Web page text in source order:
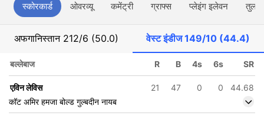
स्कोरकार्ड ओवरव्यू कमेंट्री ग्राफ्स प्लेइंग इलेवन तुलना
अफगानिस्तान 212/6 (50.0) वेस्ट इंडीज149/10 (44.4)
बल्लेबाज R B 4s 6s SR
एविन लेविस 21 47 0 0
44.68
कॉट अमिर हमजा बोल्ड गुल्बदीन नायब